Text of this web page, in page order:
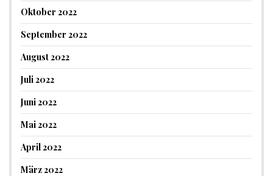
Oktober 2022
September 2022
August 2022
Juli 2022
Juni 2022
Mai 2022
April 2022
März 2022